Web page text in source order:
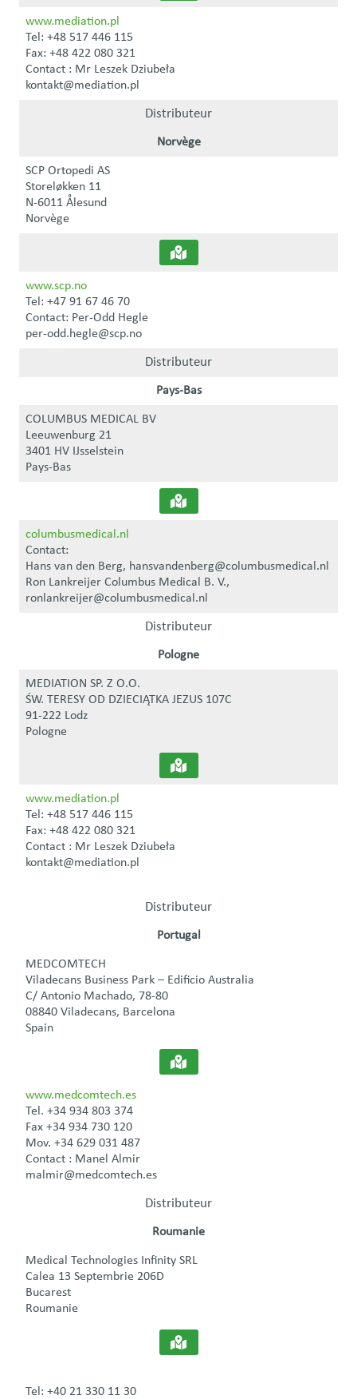
www.mediation.pl
Tel: +48 517 446 115
Fax: +48 422 080 321
Contact : Mr Leszek Dziubeła
kontakt@mediation.pl
Distributeur
Norvège
SCP Ortopedi AS
Storeløkken 11
N-6011 Ålesund
Norvège
www.scp.no
Tel: +47 91 67 46 70
Contact: Per-Odd Hegle
per-odd.hegle@scp.no
Distributeur
Pays-Bas
COLUMBUS MEDICAL BV
Leeuwenburg 21
3401 HV IJsselstein
Pays-Bas
columbusmedical.nl
Contact:
Hans van den Berg, hansvandenberg@columbusmedical.nl
Ron Lankreijer Columbus Medical B. V.,
ronlankreijer@columbusmedical.nl
Distributeur
Pologne
MEDIATION SP. Z O.O.
ŚW. TERESY OD DZIECIĄTKA JEZUS 107C
91-222 Lodz
Pologne
www.mediation.pl
Tel: +48 517 446 115
Fax: +48 422 080 321
Contact : Mr Leszek Dziubeła
kontakt@mediation.pl
Distributeur
Portugal
MEDCOMTECH
Viladecans Business Park – Edificio Australia
C/ Antonio Machado, 78-80
08840 Viladecans, Barcelona
Spain
www.medcomtech.es
Tel. +34 934 803 374
Fax +34 934 730 120
Mov. +34 629 031 487
Contact : Manel Almir
malmir@medcomtech.es
Distributeur
Roumanie
Medical Technologies Infinity SRL
Calea 13 Septembrie 206D
Bucarest
Roumanie
Tel: +40 21 330 11 30